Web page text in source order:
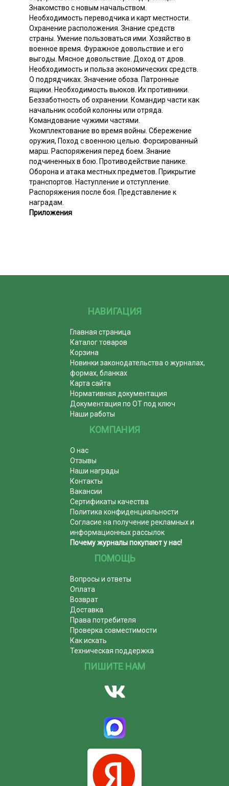
Знакомство с новым начальством.
Необходимость переводчика и карт местности.
Охранение расположения. Знание средств
страны. Умение пользоваться ими. Хозяйство в
военное время. Фуражное довольствие и его
выгоды. Мясное довольствие. Доход от дров.
Необходимость и польза экономических средств.
О подрядчиках. Значение обоза. Патронные
ящики. Необходимость вьюков. Их противники.
Беззаботность об oxpанении. Командир части как
начальник особой колонны или отряда.
Командование чужими частями.
Укомплектование во время войны. Сбережение
оружия, Поход с военною целью. Форсированный
марш. Распоряжения перед боем. Знание
подчиненных в бою. Противодействие панике.
Оборона и атака местных предметов. Прикрытие
транспортов. Наступление и отступление.
Распоряжения после боя. Представление к
наградам.
Приложения
НАВИГАЦИЯ
Главная страница
Каталог товаров
Корзина
Новинки законодательства о журналах,
формах, бланках
Карта сайта
Нормативная документация
Документация по ОТ под ключ
Наши работы
КОМПАНИЯ
О нас
Отзывы
Наши награды
Контакты
Вакансии
Сертификаты качества
Политика конфиденциальности
Согласие на получение рекламных и
информационных рассылок
Почему журналы покупают у нас!
ПОМОЩЬ
Вопросы и ответы
Оплата
Возврат
Доставка
Права потребителя
Проверка совместимости
Как искать
Техническая поддержка
ПИШИТЕ НАМ